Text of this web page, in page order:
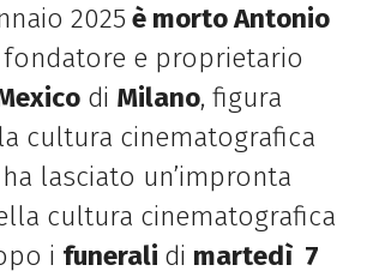
2025 è morto Antonio
fondatore e proprietario
di Milano, figura
cultura cinematografica
lasciato un’impronta
cultura cinematografica
i funerali di martedì 7